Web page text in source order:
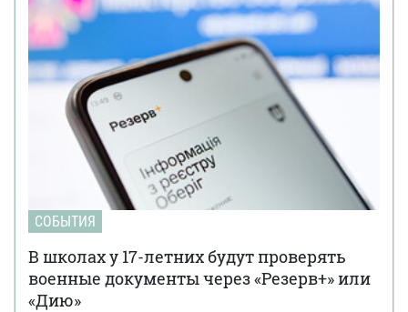
СОБЫТИЯ
В школах у 17-летних будут проверять
военные документы через «Резерв+» или
«Дию»